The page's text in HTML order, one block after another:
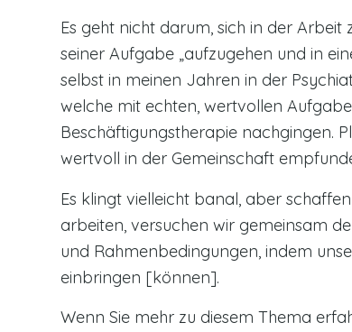
Es geht nicht darum, sich in der
seiner Aufgabe „aufzugehen und in
selbst in meinen Jahren in der
welche mit echten, wertvollen
Beschäftigungstherapie nachgingen.
wertvoll in der Gemeinschaft
Es klingt vielleicht banal, aber
arbeiten, versuchen wir gemeinsam
und Rahmenbedingungen, indem
einbringen [können].
Wenn Sie mehr zu diesem Thema